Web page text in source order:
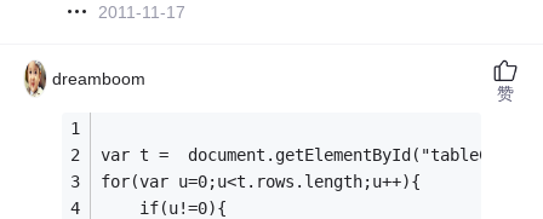
2011-11-17
dreamboom
var t =
for(var u=0;u<t.rows.length;u++){
	if(u!=0){
赞